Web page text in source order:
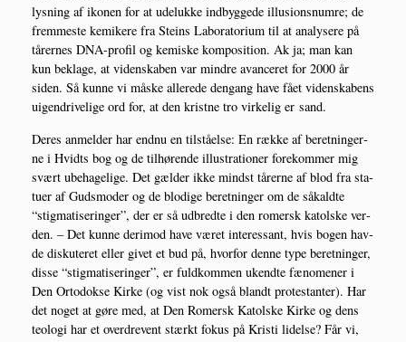
lys­ning af iko­nen for at ude­luk­ke ind­byg­ge­de illu­sions­num­re; de
frem­me­ste kemi­ke­re fra Ste­ins Labo­ra­to­ri­um til at ana­ly­se­re på
tårer­nes DNA-pro­fil og kemi­ske kom­po­si­tion. Ak ja; man kan
kun bekla­ge, at viden­ska­ben var min­dre avan­ce­ret for 2000 år
siden. Så kun­ne vi måske alle­re­de den­gang have fået viden­ska­bens
uigen­dri­ve­li­ge ord for, at den krist­ne tro vir­ke­lig er sand.
Deres anmel­der har end­nu en til­stå­el­se: En ræk­ke af beret­nin­ger­
ne i Hvidts bog og de til­hø­ren­de illu­stra­tio­ner fore­kom­mer mig
svært ube­ha­ge­li­ge. Det gæl­der ikke mindst tårer­ne af blod fra sta­
tu­er af Guds­mo­der og de blo­di­ge beret­nin­ger om de såkald­te
“stig­ma­ti­se­rin­ger”, der er så udbred­te i den romersk katol­ske ver­
den. – Det kun­ne der­i­mod have været inter­es­sant, hvis bogen hav­
de dis­ku­te­ret eller givet et bud på, hvor­for den­ne type beret­nin­ger,
dis­se “stig­ma­ti­se­rin­ger”, er fuld­kom­men ukend­te fæno­me­ner i
Den Orto­dok­se Kir­ke (og vist nok også blandt pro­te­stan­ter). Har
det noget at gøre med, at Den Romersk Katol­ske Kir­ke og dens
teo­lo­gi har et over­dre­vent stærkt fokus på Kri­sti lidel­se? Får vi,